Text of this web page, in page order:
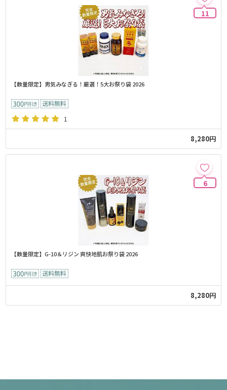
11
【数量限定】男気みなぎる！厳選！5大お祭り袋 2026
1
8,280円
6
【数量限定】G-10＆リジン 爽快地肌お祭り袋 2026
8,280円